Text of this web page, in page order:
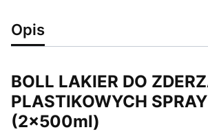
Opis
BOLL LAKIER DO
PLASTIKOWYCH
(2x500ml)